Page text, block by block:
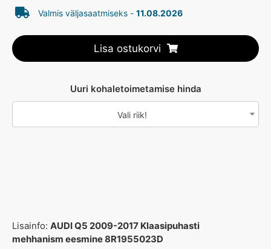
Valmis väljasaatmiseks - 11.08.2026
Lisa ostukorvi
Uuri kohaletoimetamise hinda
Vali riik!
Lisainfo: AUDI Q5 2009-2017 Klaasipuhasti
mehhanism eesmine 8R1955023D